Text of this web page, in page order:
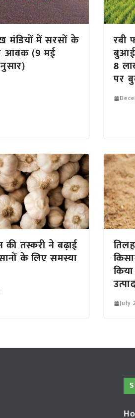
मंडियों में सरसों के
आवक (9 मई
रबी
8
पर
की तस्करी ने बढ़ाई
के लिए समस्या
July